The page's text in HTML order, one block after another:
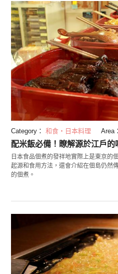
Category： 和食・日本料理 Area：
配米飯必備！瞭解源於江戶
日本食品佃煮的發祥地實際上是東京的
起源和食用方法，還會介紹在佃島仍然
的佃煮。